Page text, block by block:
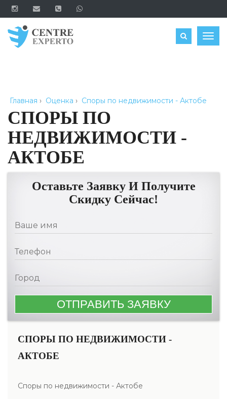
ЗАКАЗАТЬ
Главная › Оценка › Споры по недвижимости - Актобе
СПОРЫ ПО
НЕДВИЖИМОСТИ -
АКТОБЕ
Оставьте Заявку И Получите
Скидку Сейчас!
СПОРЫ ПО НЕДВИЖИМОСТИ -
АКТОБЕ
Споры по недвижимости - Актобе